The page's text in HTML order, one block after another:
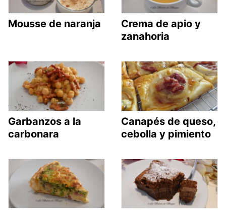
Mousse de naranja
Crema de apio y
zanahoria
Garbanzos a la
carbonara
Canapés de queso,
cebolla y pimiento